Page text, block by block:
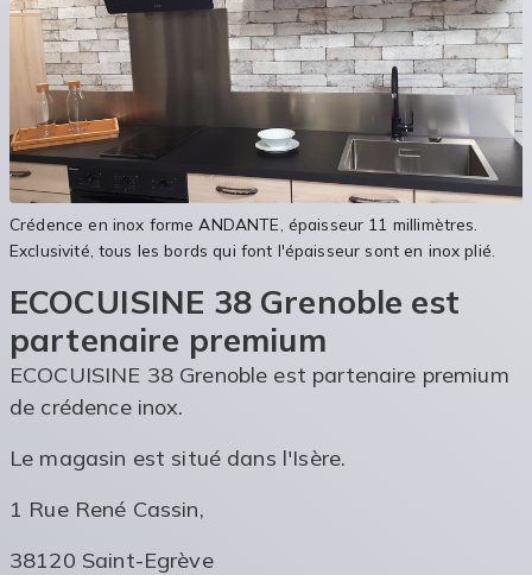
Crédence en inox forme ANDANTE, épaisseur 11 millimètres.
Exclusivité, tous les bords qui font l'épaisseur sont en inox plié.
ECOCUISINE 38 Grenoble est
partenaire premium
ECOCUISINE 38 Grenoble est partenaire premium
de crédence inox.
Le magasin est situé dans l'Isère.
1 Rue René Cassin,
38120 Saint-Egrève